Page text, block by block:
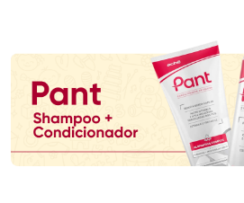
Promoção em